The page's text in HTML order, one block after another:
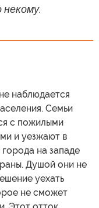
наблюдается
Семьи
с пожилыми
и уезжают в
на западе
Душой они не
уехать
не сможет